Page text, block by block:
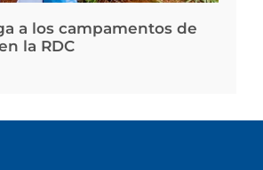
a los campamentos de
la RDC